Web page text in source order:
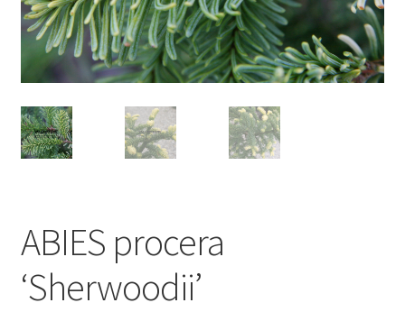
ABIES procera
‘Sherwoodii’